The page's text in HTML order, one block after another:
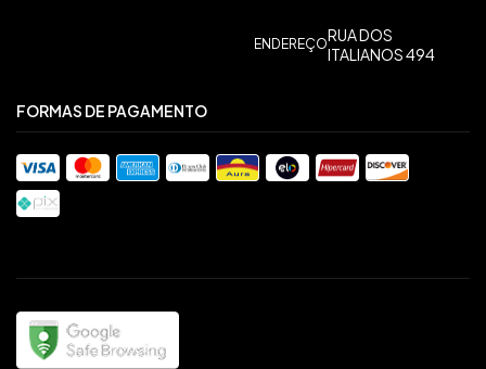
ENDEREÇORUA DOS
ITALIANOS 494
FORMAS DE PAGAMENTO